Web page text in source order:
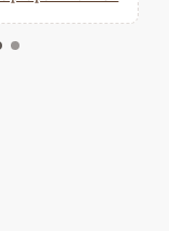
Kalendář událostí
náš newsletter